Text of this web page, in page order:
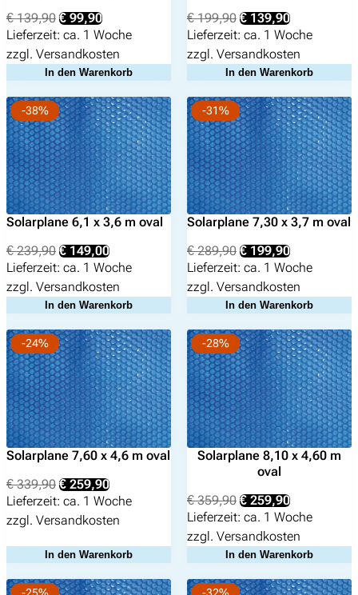
€139,90 Ursprünglicher
Preis
war:
€ 139,90
€ 99,90Aktueller
Preis
ist:
€ 99,90.
Lieferzeit: ca. 1 Woche
zzgl. Versandkosten
In den Warenkorb
€199,90 Ursprünglicher
Preis
war:
€ 199,90
€ 139,90Aktueller
Preis
ist:
€ 139,90.
Lieferzeit: ca. 1 Woche
zzgl. Versandkosten
In den Warenkorb
-38%
Solarplane 6,1 x 3,6 m oval
€239,90 Ursprünglicher
Preis
war:
€ 239,90
€ 149,00Aktueller
Preis
ist:
€ 149,00.
Lieferzeit: ca. 1 Woche
zzgl. Versandkosten
In den Warenkorb
-31%
Solarplane 7,30 x 3,7 m oval
€289,90 Ursprünglicher
Preis
war:
€ 289,90
€ 199,90Aktueller
Preis
ist:
€ 199,90.
Lieferzeit: ca. 1 Woche
zzgl. Versandkosten
In den Warenkorb
-24%
Solarplane 7,60 x 4,6 m oval
€339,90 Ursprünglicher
Preis
war:
€ 339,90
€ 259,90Aktueller
Preis
€ 259,90.
Lieferzeit: ca. 1 Woche
zzgl. Versandkosten
In den Warenkorb
-28%
Solarplane 8,10 x 4,60 m
oval
€359,90 Ursprünglicher
Preis
war:
€ 359,90
€ 259,90Aktueller
Preis
€ 259,90.
Lieferzeit: ca. 1 Woche
zzgl. Versandkosten
In den Warenkorb
-25% -32%